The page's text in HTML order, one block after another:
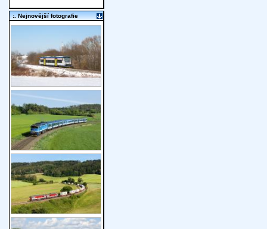
:. Nejnovější fotografie